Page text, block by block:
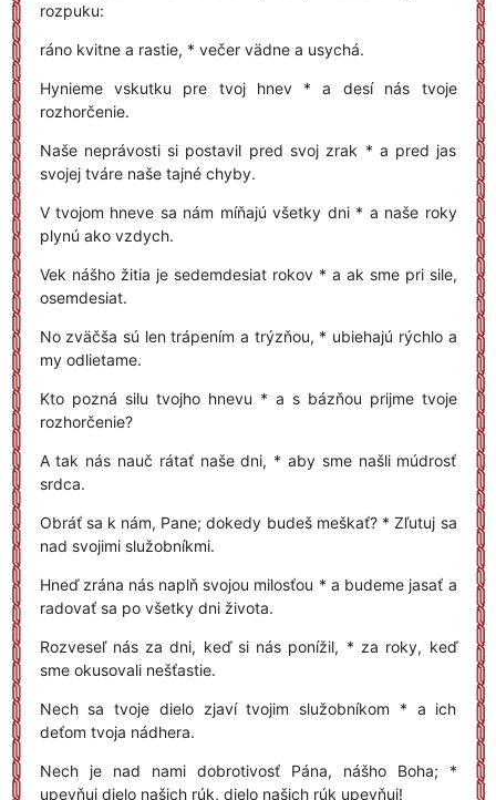
rozpuku:
ráno kvitne a rastie, * večer vädne a usychá.
Hynieme vskutku pre tvoj hnev * a desí nás tvoje
rozhorčenie.
Naše neprávosti si postavil pred svoj zrak * a pred jas
svojej tváre naše tajné chyby.
V tvojom hneve sa nám míňajú všetky dni * a naše roky
plynú ako vzdych.
Vek nášho žitia je sedemdesiat rokov * a ak sme pri sile,
osemdesiat.
No zväčša sú len trápením a trýzňou, * ubiehajú rýchlo a
my odlietame.
Kto pozná silu tvojho hnevu * a s bázňou prijme tvoje
rozhorčenie?
A tak nás nauč rátať naše dni, * aby sme našli múdrosť
srdca.
Obráť sa k nám, Pane; dokedy budeš meškať? * Zľutuj sa
nad svojimi služobníkmi.
Hneď zrána nás naplň svojou milosťou * a budeme jasať a
radovať sa po všetky dni života.
Rozveseľ nás za dni, keď si nás ponížil, * za roky, keď
sme okusovali nešťastie.
Nech sa tvoje dielo zjaví tvojim služobníkom * a ich
deťom tvoja nádhera.
Nech je nad nami dobrotivosť Pána, nášho Boha; *
upevňuj dielo našich rúk, dielo našich rúk upevňuj!